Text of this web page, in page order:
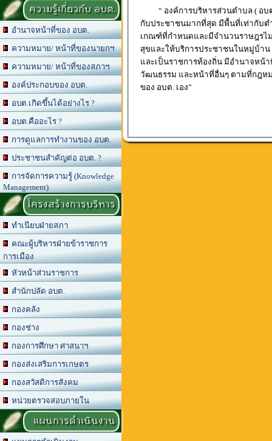
ความรู้เกี่ยวกับ อบต.
อำนาจหน้าที่ของ อบต.
ความหมาย/ หน้าที่ของนายกฯ
ความหมาย/ หน้าที่ของสภาฯ
องค์ประกอบของ อบต.
อบต.เกิดขึ้นได้อย่างไร ?
อบต.คืออะไร ?
การดูแลการทำงานของ อบต.
ประชาชนสำคัญต่อ อบต. ?
การจัดการความรู้ (Knowledge
Management)
โครงสร้างการบริหาร
ทำเนียบฝ่ายสภา
คณะผู้บริหารฝ่ายข้าราชการ
การเมือง
หัวหน้าส่วนราชการ
สำนักปลัด อบต.
กองคลัง
กองช่าง
กองการศึกษา ศาสนาฯ
กองส่งเสริมการเกษตร
กองสวัสดิการสังคม
หน่วยตรวจสอบภายใน
แผนการดำเนินงาน
“ องค์การบริหารส่วนตำบล ( อบต
กับประชาชนมากที่สุด มีพื้นที่เท่ากับ
เกณฑ์ที่กำหนดและมีจำนวนราษฎรไ
สุขและให้บริการประชาชนในหมู่บ้า
และเป็นราชการท้องถิ่น มีอำนาจหน้
วัฒนธรรม และหน้าที่อื่นๆ ตามที่กฎห
ของ อบต. เอง”